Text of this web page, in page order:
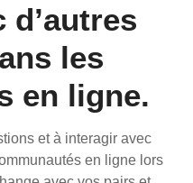
les
en ligne.
et à interagir avec
en ligne lors